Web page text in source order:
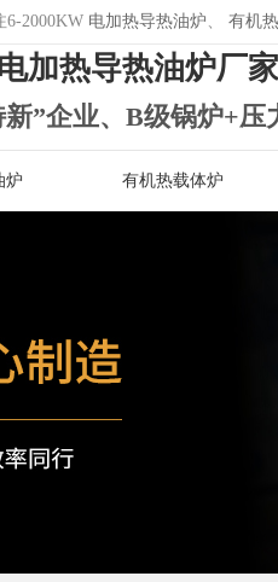
6-2000KW 电加热导热油炉 、 有机
加热导热油炉厂家
”企业、B级锅炉+压
炉 有机热载体炉